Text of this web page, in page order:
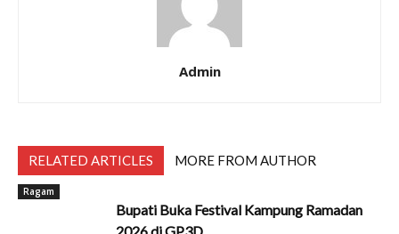
Admin
RELATED ARTICLES MORE FROM AUTHOR
Ragam
Bupati Buka Festival Kampung Ramadan